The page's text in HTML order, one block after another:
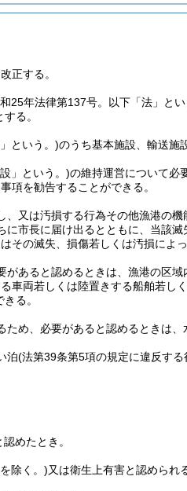
正する。
25年法律第137号。以下「法」と
る。
という。)のうち基本施設、輸送施
」という。)の維持運営について必
項を勧告することができる。
又は汚損する行為その他漁港の機
市長に届け出るとともに、当該
その滅失、損傷若しくは汚損によ
あると認めるときは、漁港の区
車両若しくは陸置きする船舶若し
る。
め、必要があると認めるときは
泊(法第39条第5項の規定に違反する
めたとき。
除く。)又は衛生上有害と認められ